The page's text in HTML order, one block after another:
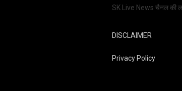
SK Live News चैनल की
DISCLAIMER
Privacy Policy